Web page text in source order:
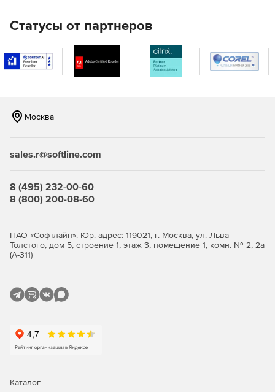
Статусы от партнеров
Москва
sales.r@softline.com
8 (495) 232-00-60
8 (800) 200-08-60
ПАО «Софтлайн». Юр. адрес: 119021, г. Москва, ул. Льва
Толстого, дом 5, строение 1, этаж 3, помещение 1, комн. № 2, 2а
(А-311)
Каталог